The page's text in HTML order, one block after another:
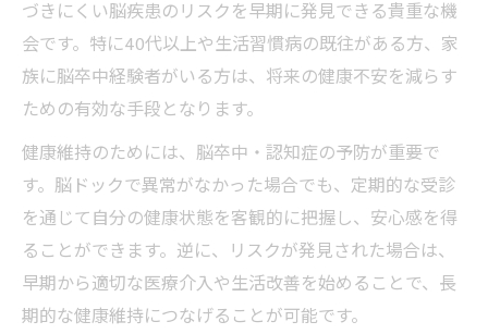
づきにくい脳疾患のリスクを早期に発見できる貴重な機
会です。特に40代以上や生活習慣病の既往がある方、家
族に脳卒中経験者がいる方は、将来の健康不安を減らす
ための有効な手段となります。
健康維持のためには、脳卒中・認知症の予防が重要で
す。脳ドックで異常がなかった場合でも、定期的な受診
を通じて自分の健康状態を客観的に把握し、安心感を得
ることができます。逆に、リスクが発見された場合は、
早期から適切な医療介入や生活改善を始めることで、長
期的な健康維持につなげることが可能です。